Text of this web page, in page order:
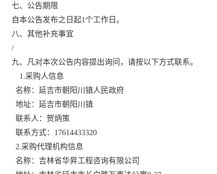
七、公告期限
自本公告发布之日起1个工作日。
八、其他补充事宜
/
九、凡对本次公告内容提出询问，请按以下方式联系。
1.采购人信息
名称：延吉市朝阳川镇人民政府
地址：延吉市朝阳川镇
联系人：贺炳策
联系方式： 17614433320
2.采购代理机构信息
名称：吉林省华昇工程咨询有限公司